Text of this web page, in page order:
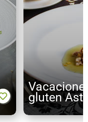
gluten